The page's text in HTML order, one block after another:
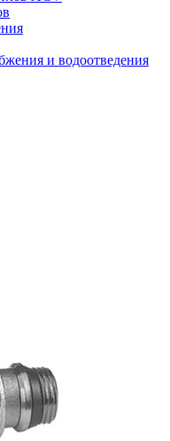
и водоотведения